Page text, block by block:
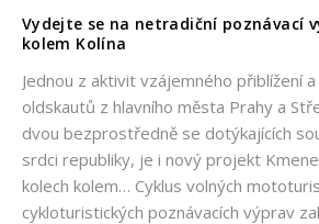
Vydejte se na netradiční poznávací
kolem Kolína
Jednou z aktivit vzájemného přiblížení
oldskautů z hlavního města Prahy a
dvou bezprostředně se dotýkajících
srdci republiky, je i nový projekt
kolech kolem… Cyklus volných
cykloturistických poznávacích výprav